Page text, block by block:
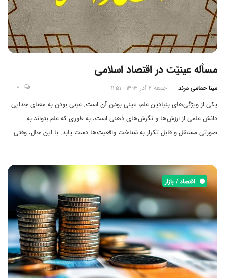
مسأله عینیّت در اقتصاد اسلامی
مینا حمامی مرند جمعه 2 آذر 1403 - 11:51 0
یکی از ویژگی‌های بنیادین علم، عینی بودن آن است. عینی بودن به معنای جدایی
دانش علمی از ارزش‌ها و نگرش‌های ذهنی است، به طوری که علم بتواند به
صورتی مستقل و قابل تکرار به شناخت واقعیت‌ها دست یابد. با این حال، وقتی
اجتماعی باشد یا خیر؟
اقتصاد / بازار